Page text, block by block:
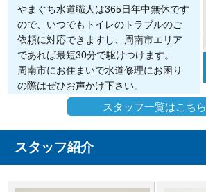
やまぐち水道職人は365日年中無休です
ので、いつでもトイレのトラブルのご
依頼に対応できますし、周南市エリア
であれば最短30分で駆けつけます。
周南市にお住まいで水道修理にお困り
の際はぜひお声かけ下さい。
スタッフ一覧はこちら
スタッフ紹介